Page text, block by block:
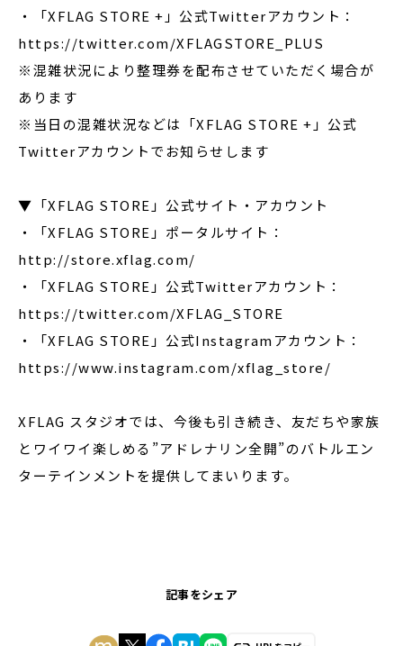
・「XFLAG STORE +」公式Twitterアカウント：
https://twitter.com/XFLAGSTORE_PLUS
※混雑状況により整理券を配布させていただく場合が
あります
※当日の混雑状況などは「XFLAG STORE +」公式
Twitterアカウントでお知らせします
▼「XFLAG STORE」公式サイト・アカウント
・「XFLAG STORE」ポータルサイト：
http://store.xflag.com/
・「XFLAG STORE」公式Twitterアカウント：
https://twitter.com/XFLAG_STORE
・「XFLAG STORE」公式Instagramアカウント：
https://www.instagram.com/xflag_store/
XFLAG スタジオでは、今後も引き続き、友だちや家族
とワイワイ楽しめる”アドレナリン全開”のバトルエン
ターテインメントを提供してまいります。
記事をシェア